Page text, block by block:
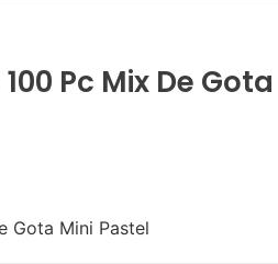
Pc Mix De
Gota Mini Pastel